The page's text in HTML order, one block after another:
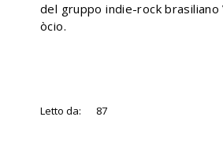
del gruppo indie-rock brasiliano
òcio.
Letto da: 87